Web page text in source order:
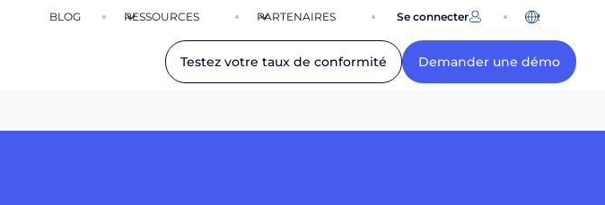
BLOG RESSOURCES PARTENAIRES Se connecter FR
Testez votre taux de conformité Demander une démo